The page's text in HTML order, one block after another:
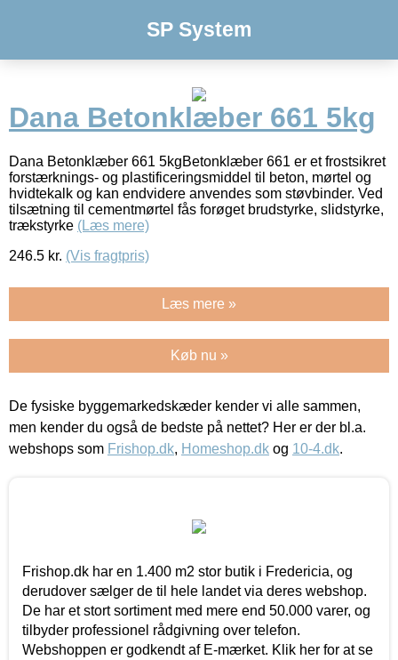
SP System
Dana Betonklæber 661 5kg
Dana Betonklæber 661 5kgBetonklæber 661 er et frostsikret
forstærknings- og plastificeringsmiddel til beton, mørtel og
hvidtekalk og kan endvidere anvendes som støvbinder. Ved
tilsætning til cementmørtel fås forøget brudstyrke, slidstyrke,
trækstyrke (Læs mere)
246.5 kr. (Vis fragtpris)
Læs mere »
Køb nu »
De fysiske byggemarkedskæder kender vi alle sammen,
men kender du også de bedste på nettet? Her er der bl.a.
webshops som Frishop.dk, Homeshop.dk og 10-4.dk.
Frishop.dk har en 1.400 m2 stor butik i Fredericia, og
derudover sælger de til hele landet via deres webshop.
De har et stort sortiment med mere end 50.000 varer, og
tilbyder professionel rådgivning over telefon.
Webshoppen er godkendt af E-mærket. Klik her for at se